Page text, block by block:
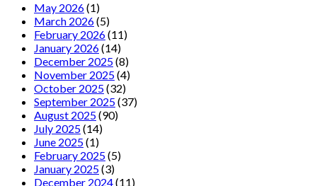
May 2026(1)
March 2026(5)
February 2026(11)
January 2026(14)
December 2025(8)
November 2025(4)
October 2025(32)
September 2025(37)
August 2025(90)
July 2025(14)
June 2025(1)
February 2025(5)
January 2025(3)
December 2024(11)